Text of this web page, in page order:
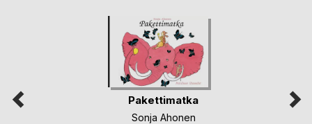
Pakettimatka
Sonja Ahonen